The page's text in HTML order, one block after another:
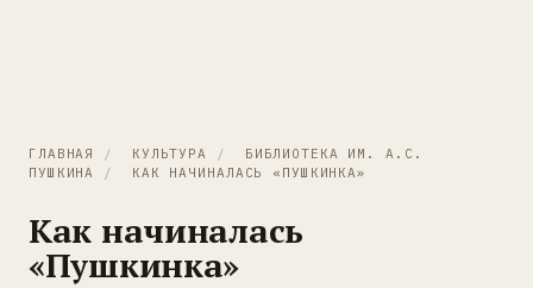
ГЛАВНАЯ / КУЛЬТУРА /
БИБЛИОТЕКА ИМ. А.С.
ПУШКИНА
/ КАК НАЧИНАЛАСЬ «ПУШКИНКА»
Как начиналась
«Пушкинка»